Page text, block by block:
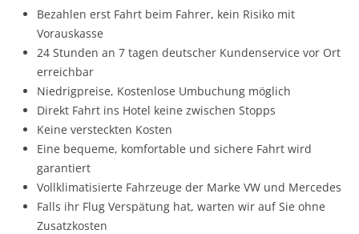
Bezahlen erst Fahrt beim Fahrer, kein Risiko mit
Vorauskasse
24 Stunden an 7 tagen deutscher Kundenservice vor Ort
erreichbar
Niedrigpreise, Kostenlose Umbuchung möglich
Direkt Fahrt ins Hotel keine zwischen Stopps
Keine versteckten Kosten
Eine bequeme, komfortable und sichere Fahrt wird
garantiert
Vollklimatisierte Fahrzeuge der Marke VW und Mercedes
Falls ihr Flug Verspätung hat, warten wir auf Sie ohne
Zusatzkosten